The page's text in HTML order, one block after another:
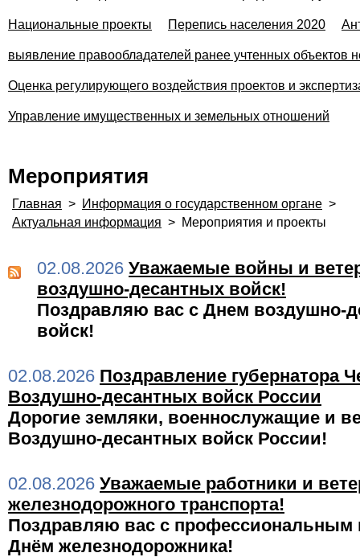
Национальные проекты Перепись населения 2020
выявление правообладателей ранее учтенных объектов
Оценка регулирующего воздействия проектов и
Управление имущественных и земельных отношений
Мероприятия
Главная > Информация о государственном органе >
Актуальная информация > Мероприятия и проекты
02.08.2026 Уважаемые войны и
воздушно-десантных войск!
Поздравляю вас с Днем воздушно-
войск!
02.08.2026 Поздравление губернатора
Воздушно-десантных войск России
Дорогие земляки, военнослужащие и
Воздушно-десантных войск России!
02.08.2026 Уважаемые работники и
железнодорожного транспорта!
Поздравляю вас с профессиональным
Днём железнодорожника!